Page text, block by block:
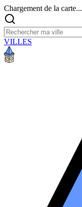
Chargement de la carte...
VILLES